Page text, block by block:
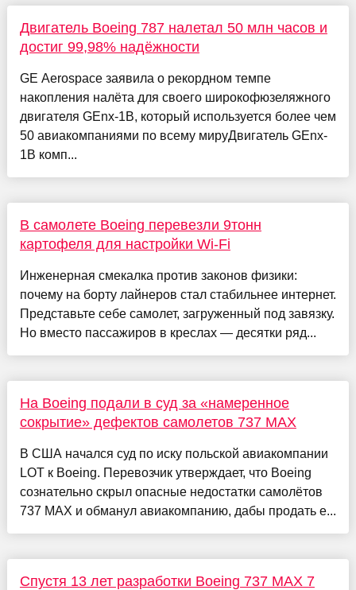
Двигатель Boeing 787 налетал 50 млн часов и
достиг 99,98% надёжности
GE Aerospace заявила о рекордном темпе
накопления налёта для своего широкофюзеляжного
двигателя GEnx-1B, который используется более чем
50 авиакомпаниями по всему мируДвигатель GEnx-
1B комп...
В самолете Boeing перевезли 9тонн
картофеля для настройки Wi-Fi
Инженерная смекалка против законов физики:
почему на борту лайнеров стал стабильнее интернет.
Представьте себе самолет, загруженный под завязку.
Но вместо пассажиров в креслах — десятки ряд...
На Boeing подали в суд за «намеренное
сокрытие» дефектов самолетов 737 MAX
В США начался суд по иску польской авиакомпании
LOT к Boeing. Перевозчик утверждает, что Boeing
сознательно скрыл опасные недостатки самолётов
737 MAX и обманул авиакомпанию, дабы продать е...
Спустя 13 лет разработки Boeing 737 MAX 7